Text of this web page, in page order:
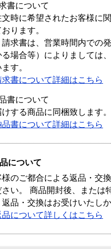
書について
文時に希望されたお客様に
ります。
請求書は、営業時間内での
る場合等）によりましては
す。
求書について詳細はこちら
書について
けする商品に同梱致します。
品書について詳細はこちら
について
様のご都合による返品・交
さい。 商品開封後、または
返品・交換はお受けいたし
品について詳しくはこちら